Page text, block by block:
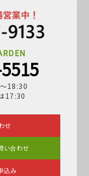
18:30
17:30
せ
い合わせ
込み